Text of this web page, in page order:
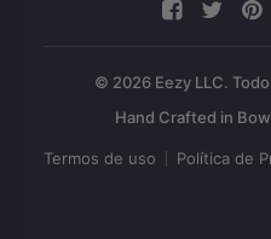
© 2026 Eezy LLC.
Termos de uso Política de